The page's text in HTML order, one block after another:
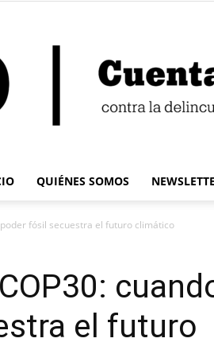
QUIÉNES SOMOS
fósil secuestra el futuro climático
el futuro